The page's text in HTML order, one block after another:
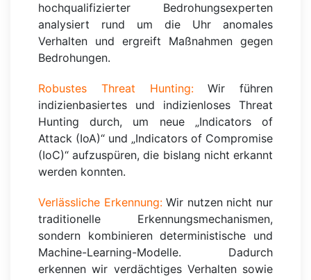
hochqualifizierter Bedrohungsexperten
analysiert rund um die Uhr anomales
Verhalten und ergreift Maßnahmen gegen
Bedrohungen.
Robustes Threat Hunting:Wir führen
indizienbasiertes und indizienloses Threat
Hunting durch, um neue „Indicators of
Attack (IoA)“ und „Indicators of Compromise
(IoC)“ aufzuspüren, die bislang nicht erkannt
werden konnten.
Verlässliche Erkennung:Wir nutzen nicht nur
traditionelle Erkennungsmechanismen,
sondern kombinieren deterministische und
Machine-Learning-Modelle. Dadurch
erkennen wir verdächtiges Verhalten sowie